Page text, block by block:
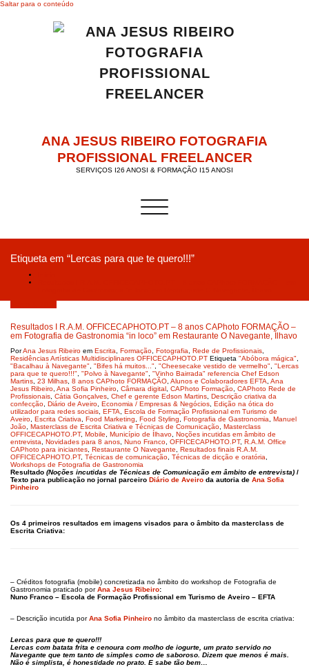
Saltar para o conteúdo
ANA JESUS RIBEIRO FOTOGRAFIA
PROFISSIONAL FREELANCER
SERVIÇOS I26 ANOSI & FORMAÇÃO I15 ANOSI
Alternar a navegação
Etiqueta em “Lercas para que te quero!!!”
Resultados I R.A.M. OFFICECAPHOTO.PT – 8 anos CAPhoto FORMAÇÃO –
em Fotografia de Gastronomia “in loco” em Restaurante O Navegante, Ílhavo
PorAna Jesus Ribeiro em Escrita Formação Fotografia Rede de Profissionais
Residências Artísticas Multidisciplinares OFFICECAPHOTO.PT Etiqueta "Abóbora mágica"
"Bacalhau à Navegante" "Bifes há muitos..." "Cheesecake vestido de vermelho" "Lercas
para que te quero!!!" "Polvo à Navegante" "Vinho Bairrada" referencia Chef Edson
Martins 23 Milhas 8 anos CAPhoto FORMAÇÃO Alunos e Colaboradores EFTA Ana
Jesus Ribeiro Ana Sofia Pinheiro Câmara digital CAPhoto Formação CAPhoto Rede de
Profissionais Cátia Gonçalves Chef e gerente Edson Martins Descrição criativa da
confecção Diário de Aveiro Economia / Empresas & Negócios Edição na ótica do
utilizador para redes sociais EFTA
Escola de Formação Profissional em Turismo de
Aveiro Escrita Criativa Food Marketing Food Styling Fotografia de Gastronomia
Manuel
João Masterclass de Escrita Criativa e Técnicas de Comunicação Masterclass
OFFICECAPHOTO.PT, Mobile Município de Ílhavo Noções incutidas em âmbito de
entrevista
Novidades para 8 anos Nuno Franco OFFICECAPHOTO.PT, R.A.M. Office
CAPhoto para iniciantes Restaurante O Navegante
Resultados finais R.A.M.
OFFICECAPHOTO.PT, Técnicas de comunicação Técnicas de dicção e oratória
Workshops de Fotografia de Gastronomia
Resultado (Noções incutidas de Técnicas de Comunicação em âmbito de entrevista) /
Texto para publicação no jornal parceiro Diário de Aveiro da autoria de Ana Sofia
Pinheiro
Os 4 primeiros resultados em imagens visados para o âmbito da masterclass de
Escrita Criativa:
– Créditos fotografia (mobile) concretizada no âmbito do workshop de Fotografia de
Gastronomia praticado porAna Jesus Ribeiro:
Nuno Franco – Escola de Formação Profissional em Turismo de Aveiro – EFTA
– Descrição incutida porAna Sofia Pinheiro no âmbito da masterclass de escrita criativa:
Lercas para que te quero!!!
Lercas com batata frita e cenoura com molho de iogurte, um prato servido no
Navegante que tem tanto de simples como de saboroso. Dizem que menos é mais.
Não é simplista, é honestidade no prato. E sabe tão bem…